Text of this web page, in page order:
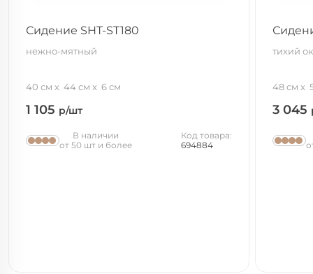
Сидение SHT-ST180
нежно-мятный
40 см 44 см 6 см
1 105 р/шт
В наличии
от 50 шт и более
Код товара:
694884
тихий
48 см
3 045